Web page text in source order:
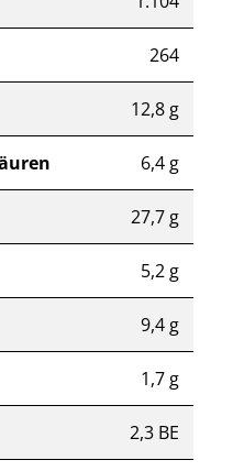
264
12,8 g
6,4 g
27,7 g
5,2 g
9,4 g
1,7 g
2,3 BE